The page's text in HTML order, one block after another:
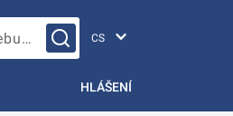
Vyhledávání na webu…
HLÁŠENÍ